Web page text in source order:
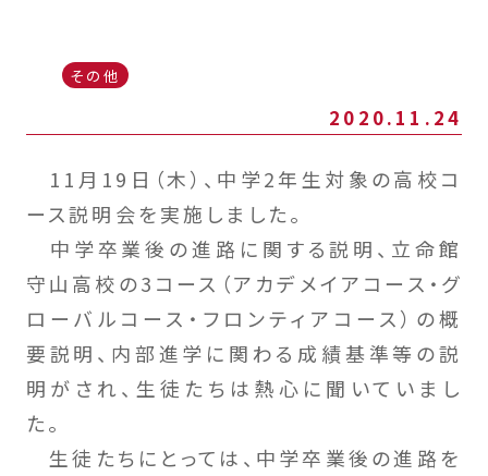
その他
2020.11.24
11月19日（木）、中学2年生対象の高校コ
ース説明会を実施しました。
中学卒業後の進路に関する説明、立命館
守山高校の3コース（アカデメイアコース・グ
ローバルコース・フロンティアコース）の概
要説明、内部進学に関わる成績基準等の説
明がされ、生徒たちは熱心に聞いていまし
た。
生徒たちにとっては、中学卒業後の進路を